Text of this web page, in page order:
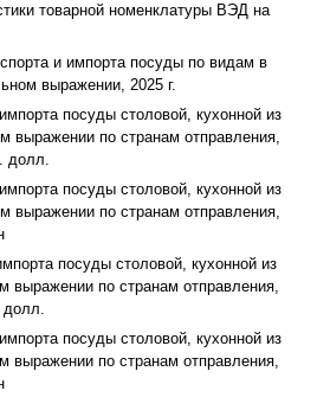
товарной номенклатуры ВЭД на
и импорта посуды по видам в
выражении, 2025 г.
посуды столовой, кухонной из
выражении по странам отправления,
долл.
посуды столовой, кухонной из
выражении по странам отправления,
посуды столовой, кухонной из
выражении по странам отправления,
долл.
посуды столовой, кухонной из
выражении по странам отправления,